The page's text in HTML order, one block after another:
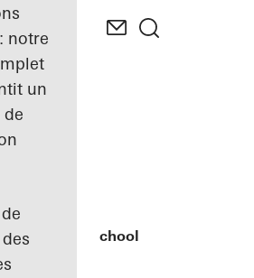
notre
un
de
Elementary School